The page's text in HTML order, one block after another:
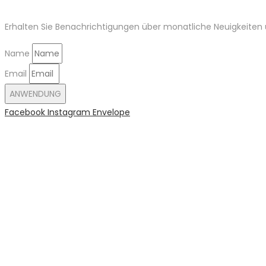
Erhalten Sie Benachrichtigungen über monatliche Neuigkeiten
Name
Email
ANWENDUNG
Facebook Instagram Envelope